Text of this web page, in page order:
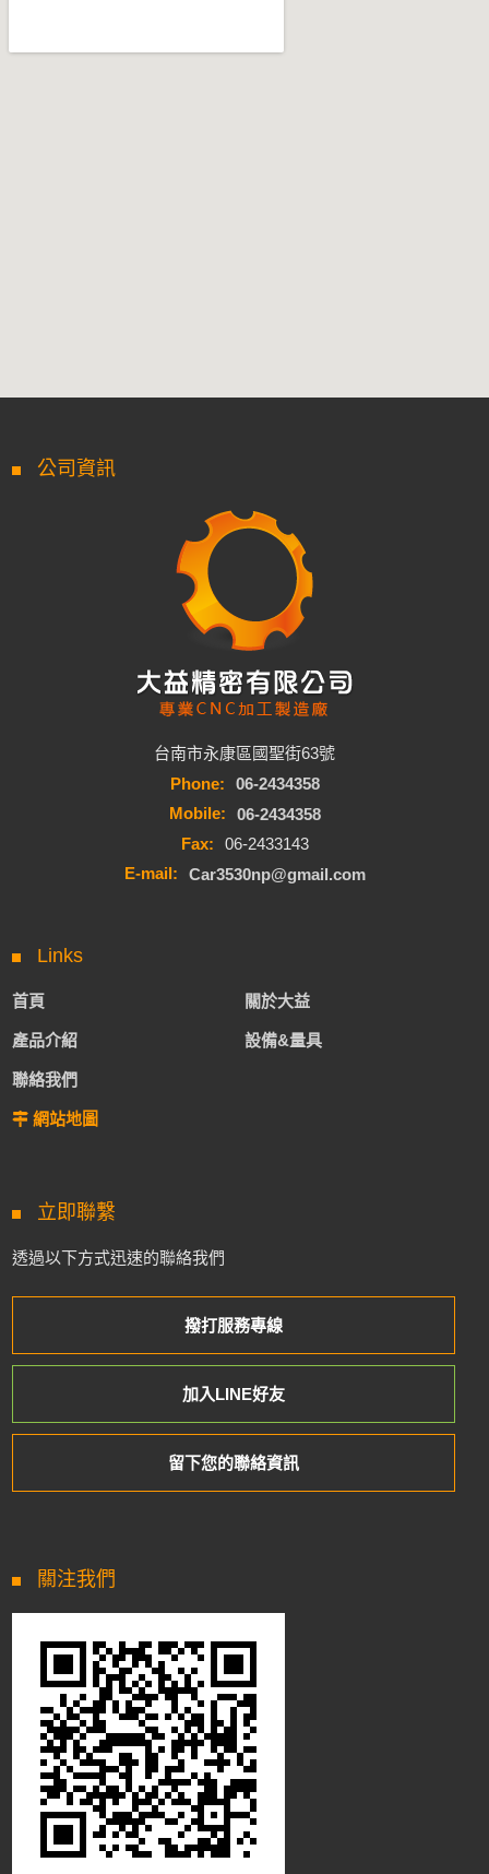
公司資訊
台南市永康區國聖街63號
Phone:
06-2434358
Mobile:
06-2434358
Fax:
06-2433143
E-mail:
Car3530np@gmail.com
Links
首頁 關於大益
產品介紹 設備&量具
聯絡我們
網站地圖
立即聯繫
透過以下方式迅速的聯絡我們
撥打服務專線
加入LINE好友
留下您的聯絡資訊
關注我們